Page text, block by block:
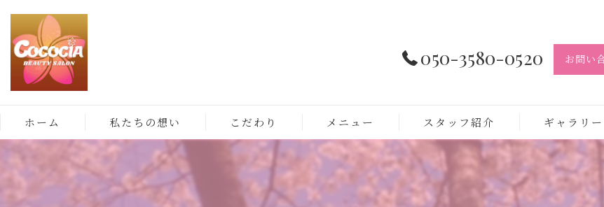
050-3580-0520 お問い
ホーム 私たちの想い こだわり メニュー スタッフ紹介 ギャラリー